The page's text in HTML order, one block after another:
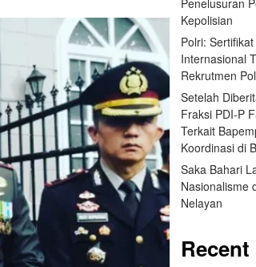
Penelusuran
Kepolisian
Polri:
Internasional
Rekrutmen
Setelah
Fraksi PDI-P
Terkait
Koordinasi di
Saka Bahari
Nasionalisme
Nelayan